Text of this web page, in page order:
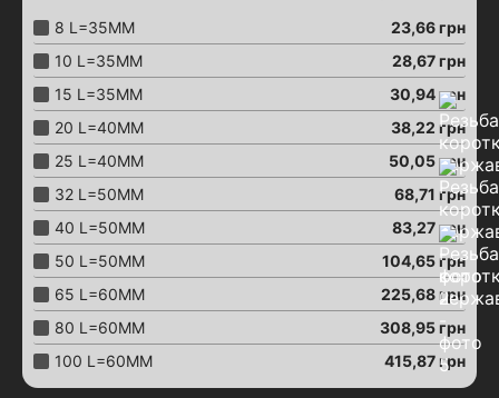
Соединение трубопроводов
Хомуты ремонтные
Вантузы аэрационные
Затворы "Баттерфляй"
Затворы с эксцентриком
Затворы "Баттерфляй"
с электроприводом
Затворы "Баттерфляй"
с пневмоприводом
Затворы "Баттерфляй"
с червячным редуктором
Затворы "Баттерфляй"
с конечными сигнализаторами
8 L=35MM 23,66грн
10 L=35MM
28,67грн
15 L=35MM
30,94грн
20 L=40MM
38,22 грн
25 L=40MM
50,05грн
32 L=50MM
68,71 грн
40 L=50MM
83,27грн
50 L=50MM
104,65грн
65 L=60MM
225,68грн
80 L=60MM
308,95грн
100 L=60MM
415,87грн